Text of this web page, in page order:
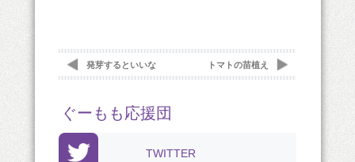
発芽するといいな トマトの苗植え
ぐーもも応援団
TWITTER